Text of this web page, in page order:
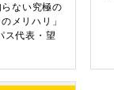
ない究極の
メリハリ」
ス代表・望